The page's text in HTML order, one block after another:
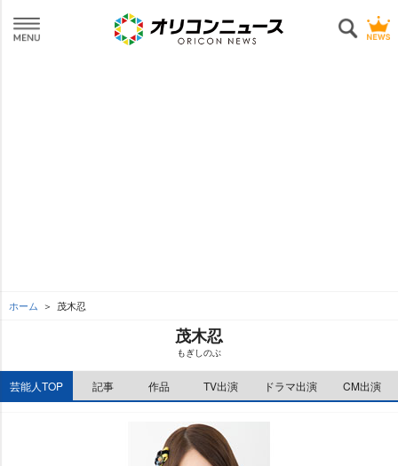
ホーム 茂木忍
茂木忍
もぎしのぶ
芸能人TOP 記事 作品 TV出演 ドラマ出演 CM出演